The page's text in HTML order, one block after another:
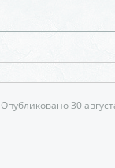
Опубликовано 30